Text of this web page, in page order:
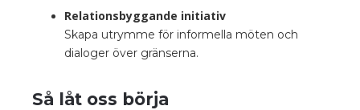
Relationsbyggande initiativ
Skapa utrymme för informella möten och
dialoger över gränserna.
Så låt oss börja